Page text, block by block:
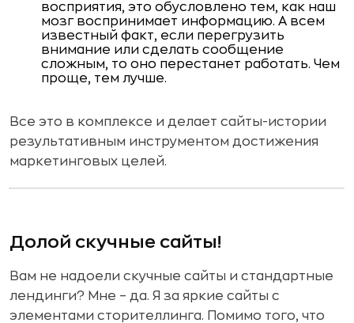
восприятия, это обусловлено тем, как наш
мозг воспринимает информацию. А всем
известный факт, если перегрузить
внимание или сделать сообщение
сложным, то оно перестанет работать. Чем
проще, тем лучше.
Все это в комплексе и делает сайты-истории
результативным инструментом достижения
маркетинговых целей.
Долой скучные сайты!
Вам не надоели скучные сайты и стандартные
лендинги? Мне – да. Я за яркие сайты с
элементами сторителлинга. Помимо того, что